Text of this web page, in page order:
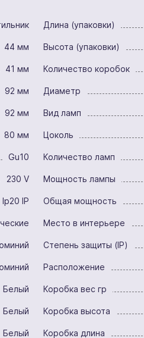
44 мм
41 мм
92 мм
92 мм
80 мм
Gu10
230 V
Ip20 IP
Белый
Белый
Белый
Длина (упаковки)
Высота (упаковки)
Количество коробок
Диаметр
Вид ламп
Цоколь
Количество ламп
Мощность лампы
Общая мощность
Место в интерьере
Степень защиты (IP)
Расположение
Коробка вес гр
Коробка высота
Коробка длина